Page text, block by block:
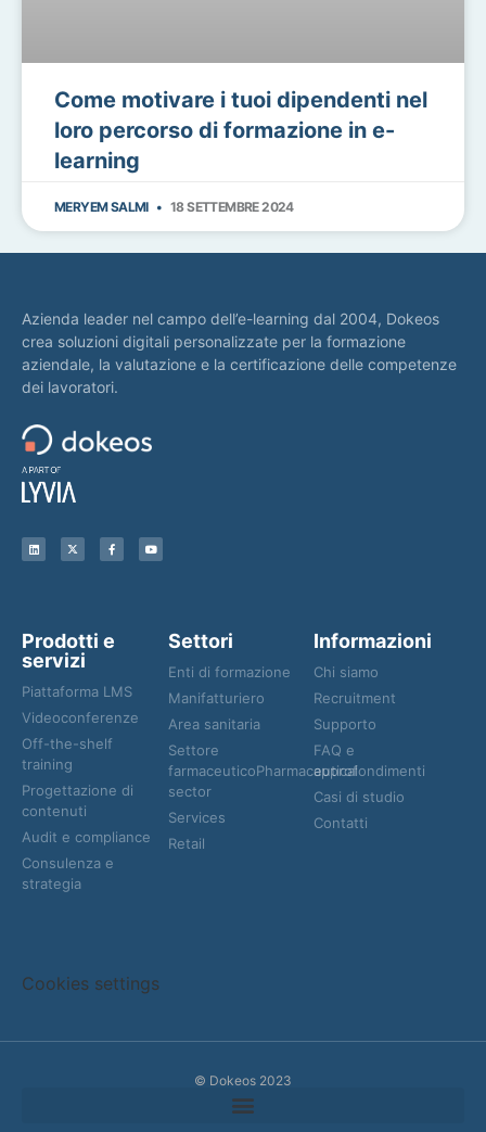
Come motivare i tuoi dipendenti nel
loro percorso di formazione in e-
learning
MERYEM SALMI 18 SETTEMBRE 2024
Azienda leader nel campo dell’e-learning dal 2004, Dokeos
crea soluzioni digitali personalizzate per la formazione
aziendale, la valutazione e la certificazione delle competenze
dei lavoratori.
Prodotti e
servizi
Piattaforma LMS
Videoconferenze
Off-the-shelf
training
Progettazione di
contenuti
Audit e compliance
Consulenza e
strategia
Settori
Enti di formazione
Manifatturiero
Area sanitaria
Settore
farmaceuticoPharmaceutical
sector
Services
Retail
Informazioni
Chi siamo
Recruitment
Supporto
FAQ e
approfondimenti
Casi di studio
Contatti
Cookies settings
© Dokeos 2023